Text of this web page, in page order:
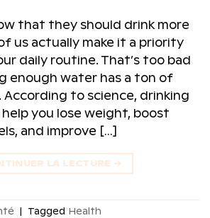
that they should drink more
us actually make it a priority
daily routine. That’s too bad
enough water has a ton of
to science, drinking
you lose weight, boost
and improve […]
LA LECTURE →
| Tagged Health